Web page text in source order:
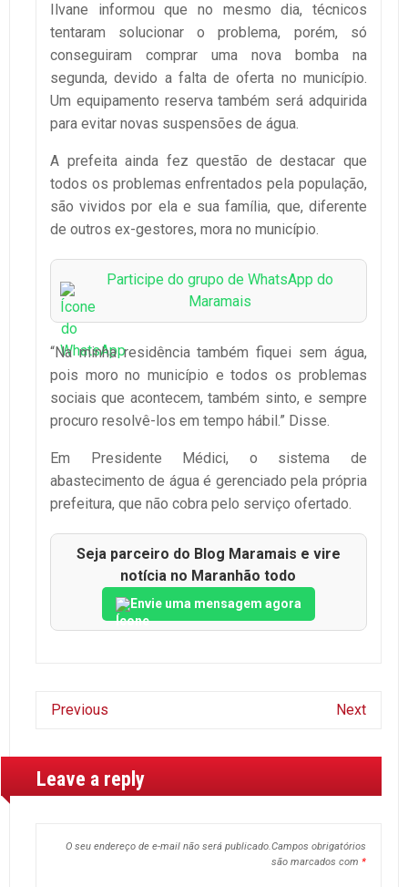
Ilvane informou que no mesmo dia, técnicos
tentaram solucionar o problema, porém, só
conseguiram comprar uma nova bomba na
segunda, devido a falta de oferta no município.
Um equipamento reserva também será adquirida
para evitar novas suspensões de água.
A prefeita ainda fez questão de destacar que
todos os problemas enfrentados pela população,
são vividos por ela e sua família, que, diferente
de outros ex-gestores, mora no município.
Participe do grupo de WhatsApp do
Maramais
“Na minha residência também fiquei sem água,
pois moro no município e todos os problemas
sociais que acontecem, também sinto, e sempre
procuro resolvê-los em tempo hábil.” Disse.
Em Presidente Médici, o sistema de
abastecimento de água é gerenciado pela própria
prefeitura, que não cobra pelo serviço ofertado.
Seja parceiro do Blog Maramais e vire
notícia no Maranhão todo
Envie uma mensagem agora
Previous Next
Leave a reply
O seu endereço de e-mail não será publicado. Campos obrigatórios
são marcados com *